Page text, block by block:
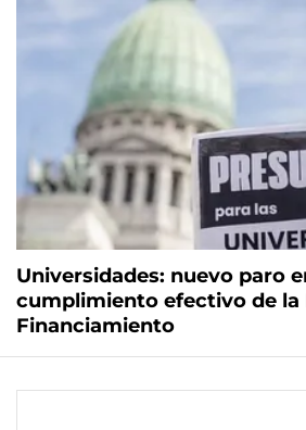
Universidades: nuevo paro
cumplimiento efectivo de la
Financiamiento